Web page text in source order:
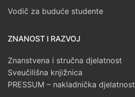
Vodič za buduće studente
ZNANOST I RAZVOJ
Znanstvena i stručna djelatnost
Sveučilišna knjižnica
PRESSUM – nakladnička djelatnost